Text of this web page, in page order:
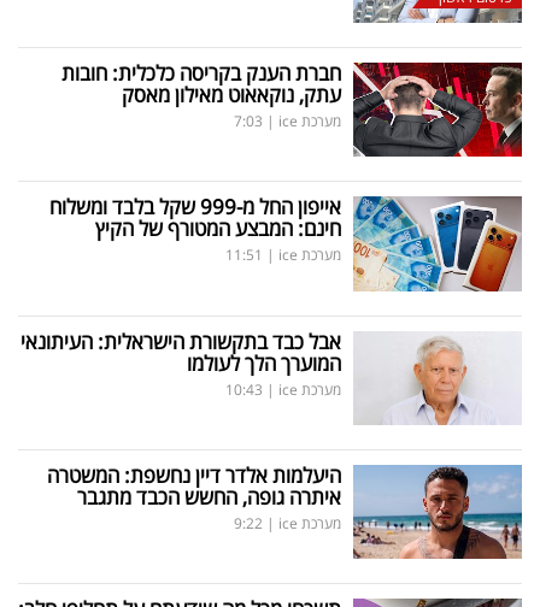
חברת הענק בקריסה כלכלית: חובות
עתק, נוקאאוט מאילון מאסק
מערכת ice |
7:03
אייפון החל מ-999 שקל בלבד ומשלוח
חינם: המבצע המטורף של הקיץ
מערכת ice |
11:51
אבל כבד בתקשורת הישראלית: העיתונאי
המוערך הלך לעולמו
מערכת ice |
10:43
היעלמות אלדר דיין נחשפת: המשטרה
איתרה גופה, החשש הכבד מתגבר
מערכת ice |
9:22